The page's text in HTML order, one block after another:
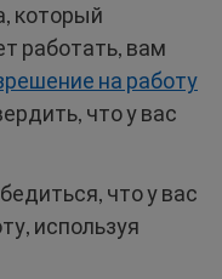
который
работать, вам
на работу
что у вас
что у вас
используя